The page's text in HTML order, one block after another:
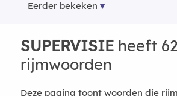
Eerder bekeken
SUPERVISIEheeft
rijmwoorden
Deze pagina toont woorden die